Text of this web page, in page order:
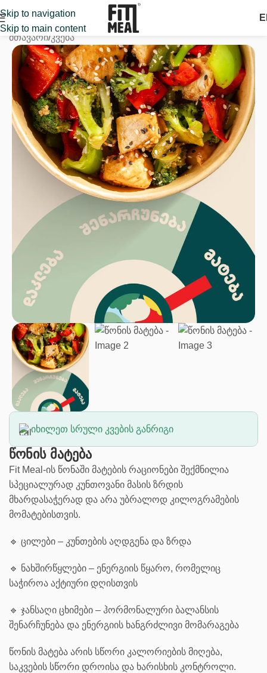
Skip to navigation
Skip to main content
მთავარი/კვება
იხილეთ სრული კვების განრიგი
წონის მატება
Fit Meal-ის წონაში მატების რაციონები შექმნილია
სპეციალურად კუნთოვანი მასის ზრდის
მხარდასაჭერად და არა უბრალოდ კილოგრამების
მომატებისთვის.
🔹 ცილები – კუნთების აღდგენა და ზრდა
🔹 ნახშირწყლები – ენერგიის წყარო, რომელიც
საჭიროა აქტიური დღისთვის
🔹 ჯანსაღი ცხიმები – ჰორმონალური ბალანსის
შენარჩუნება და ენერგიის ხანგრძლივი მომარაგება
წონის მატება არის სწორი კალორიების მიღება,
საკვების სწორი დროისა და ხარისხის კონტროლი.